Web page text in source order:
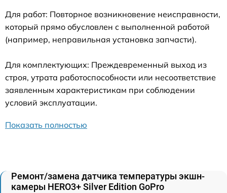
Для работ: Повторное возникновение неисправности,
который прямо обусловлен с выполненной работой
(например, неправильная установка запчасти).
Для комплектующих: Преждевременный выход из
строя, утрата работоспособности или несоответствие
заявленным характеристикам при соблюдении
условий эксплуатации.
Показать полностью
Ремонт/замена датчика температуры экшн-
камеры HERO3+ Silver Edition GoPro